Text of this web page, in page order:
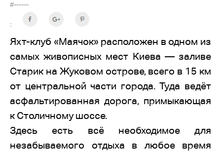
#------
:
Яхт-клуб «Маячок» расположен в одном из
самых живописных мест Киева — заливе
Старик на Жуковом острове, всего в 15 км
от центральной части города. Туда ведёт
асфальтированная дорога, примыкающая
к Столичному шоссе.
Здесь есть всё необходимое для
незабываемого отдыха в любое время